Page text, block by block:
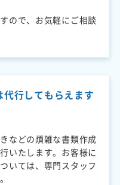
ので、お気軽にご相談
行してもらえます
などの煩雑な書類作成
いたします。お客様に
いては、専門スタッフ